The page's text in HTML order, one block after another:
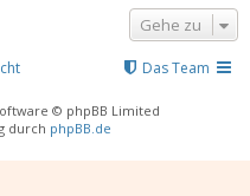
Gehe zu
Das Team
© phpBB Limited
durch phpBB.de